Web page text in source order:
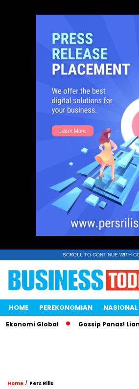
SCROLL TO CONTINUE WITH
HOME PEREKONOMIAN NASIONAL
Global Gossip Panas! Liana
Home / Pers Rilis